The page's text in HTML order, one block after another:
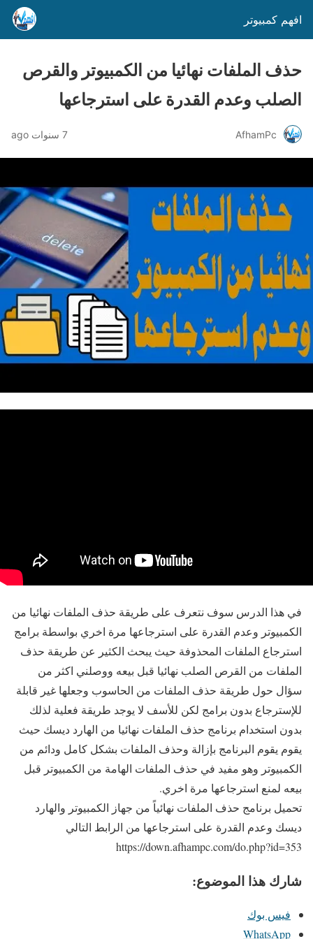
افهم كمبيوتر
حذف الملفات نهائيا من الكمبيوتر والقرص
الصلب وعدم القدرة على استرجاعها
AfhamPc 7 سنوات ago
في هذا الدرس سوف نتعرف على طريقة حذف الملفات نهائيا من
الكمبيوتر وعدم القدرة على استرجاعها مرة اخري بواسطة برامج
استرجاع الملفات المحذوفة حيث يبحث الكثير عن طريقة حذف
الملفات من القرص الصلب نهائيا قبل بيعه ووصلني اكثر من
سؤال حول طريقة حذف الملفات من الحاسوب وجعلها غير قابلة
للإسترجاع بدون برامج لكن للأسف لا يوجد طريقة فعلية لذلك
بدون استخدام برنامج حذف الملفات نهائيا من الهارد ديسك حيث
يقوم يقوم البرنامج بإزالة وحذف الملفات بشكل كامل ودائم من
الكمبيوتر وهو مفيد في حذف الملفات الهامة من الكمبيوتر قبل
بيعه لمنع استرجاعها مرة اخري.
تحميل برنامج حذف الملفات نهائياً من جهاز الكمبيوتر والهارد
ديسك وعدم القدرة على استرجاعها من الرابط التالي
https://down.afhampc.com/do.php?id=353
شارك هذا الموضوع:
فيس بوك
WhatsApp